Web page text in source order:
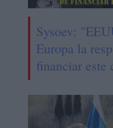
Sysoev:
Europa la
financiar este